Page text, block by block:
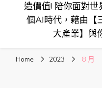
造價值! 陪你面對
個AI時代，藉由【
大產業】與
Home 2023 8 月